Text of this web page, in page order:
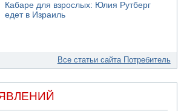
Кабаре для взрослых: Юлия Рутберг
едет в Израиль
Все статьи сайта Потребитель